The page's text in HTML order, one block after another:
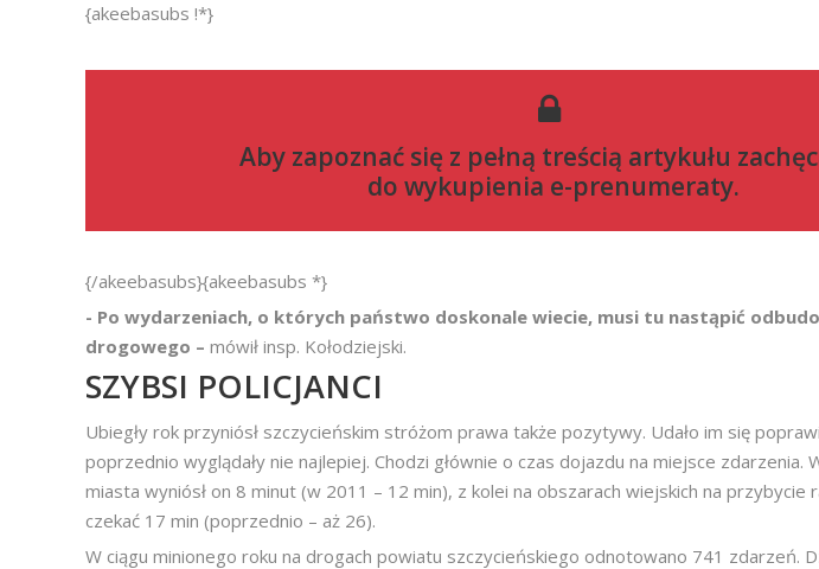
{akeebasubs !*}
Aby zapoznać się z pełną treścią artykułu
do wykupienia e-prenumeraty.
{/akeebasubs}{akeebasubs *}
- Po wydarzeniach, o których państwo doskonale wiecie, musi tu nastąpić
drogowego – mówił insp. Kołodziejski.
SZYBSI POLICJANCI
Ubiegły rok przyniósł szczycieńskim stróżom prawa także pozytywy. Udało im się
poprzednio wyglądały nie najlepiej. Chodzi głównie o czas dojazdu na miejsce zdarzenia.
miasta wyniósł on 8 minut (w 2011 – 12 min), z kolei na obszarach wiejskich na przybycie
czekać 17 min (poprzednio – aż 26).
W ciągu minionego roku na drogach powiatu szczycieńskiego odnotowano 741 zdarzeń.